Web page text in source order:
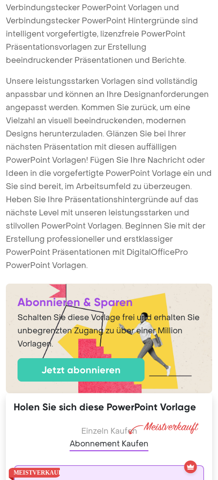
Verbindungstecker PowerPoint Vorlagen und
Verbindungstecker PowerPoint Hintergründe sind
intelligent vorgefertigte, lizenzfreie PowerPoint
Präsentationsvorlagen zur Erstellung
beeindruckender Präsentationen und Berichte.
Unsere leistungsstarken Vorlagen sind vollständig
anpassbar und können an Ihre Designanforderungen
angepasst werden. Kommen Sie zurück, um eine
Vielzahl an visuell beeindruckenden, modernen
Designs herunterzuladen. Glänzen Sie bei Ihrer
nächsten Präsentation mit diesen auffälligen
PowerPoint Vorlagen! Fügen Sie Ihre Nachricht oder
Ideen in die vorgefertigte PowerPoint Vorlage ein und
Sie sind bereit, im Arbeitsumfeld zu überzeugen.
Heben Sie Ihre Präsentationshintergründe auf das
nächste Level mit unseren leistungsstarken und
stilvollen PowerPoint Vorlagen. Beginnen Sie mit der
Erstellung professioneller und erstklassiger
PowerPoint Präsentationen mit DigitalOfficePro
PowerPoint Vorlagen.
Abonnieren & Sparen
Schalten Sie diese Vorlage frei und erhalten Sie
unbegrenzten Zugang zu über einer Million
Vorlagen.
Jetzt abonnieren
Holen Sie sich diese PowerPoint Vorlage
Einzeln Kaufen
Abonnement Kaufen